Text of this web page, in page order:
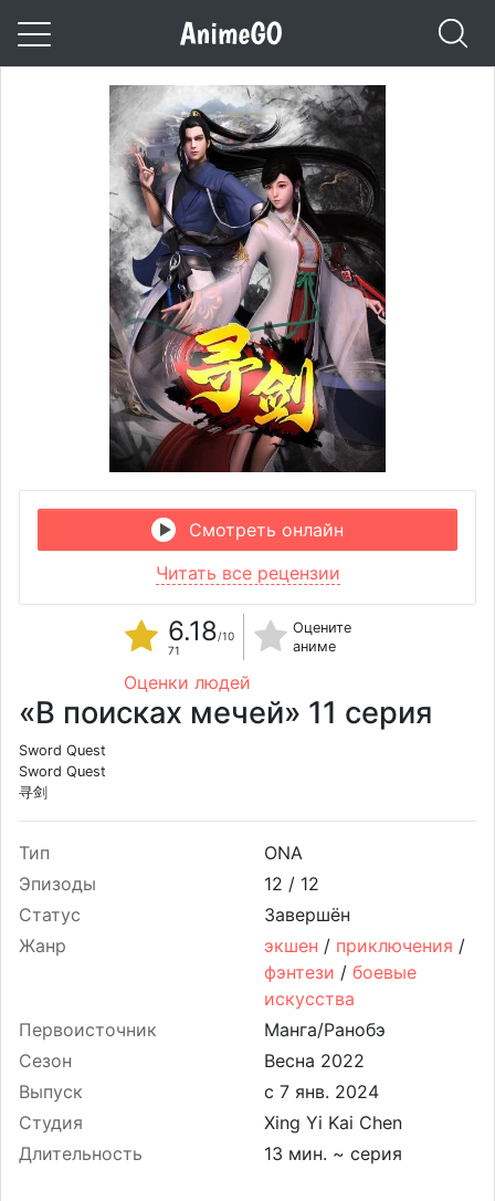
Смотреть онлайн
Читать все рецензии
6.18/10
71
Оцените
аниме
Оценки людей
«В поисках мечей» 11 серия
Sword Quest
Sword Quest
寻剑
Тип
ONA
Эпизоды
12 / 12
Статус
Завершён
Жанр
экшен / приключения /
фэнтези / боевые
искусства
Первоисточник
Манга/Ранобэ
Сезон
Весна 2022
Выпуск
Студия
Xing Yi Kai Chen
Длительность
13 мин. ~ серия